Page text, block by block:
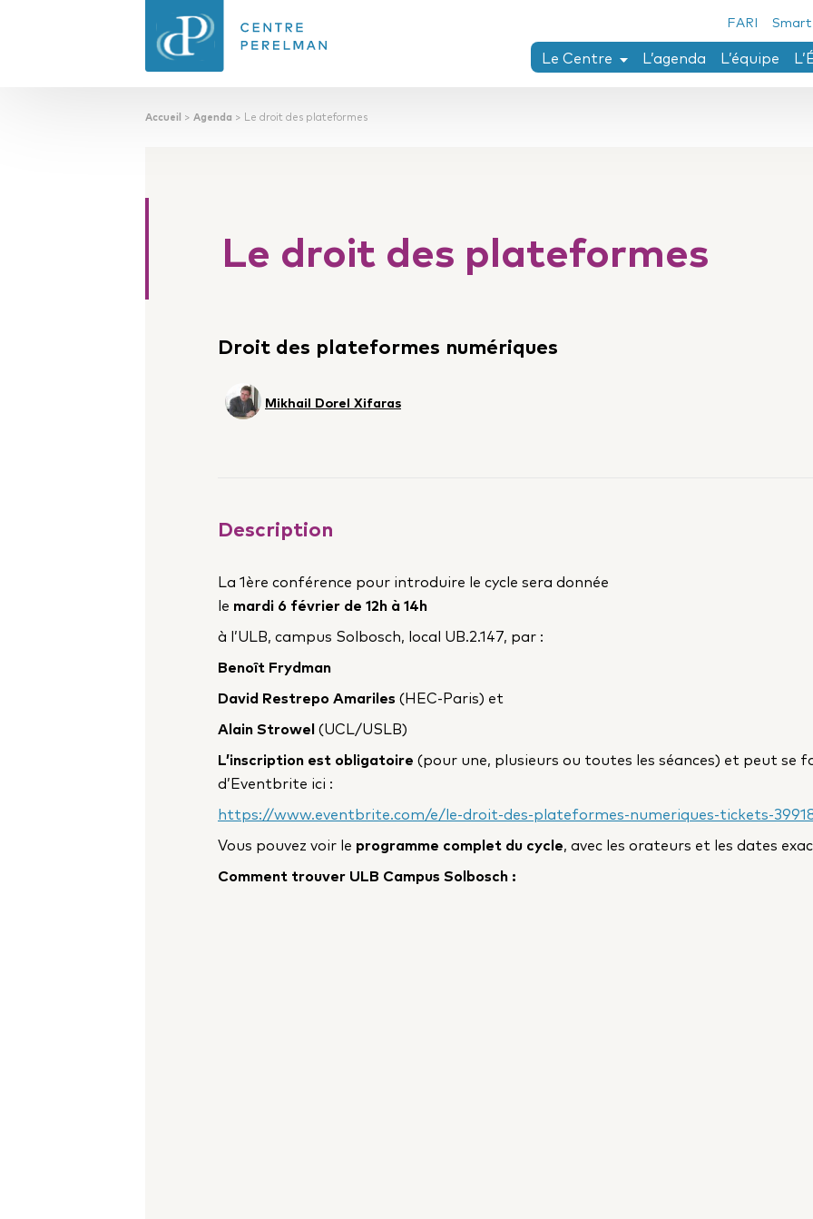
FARI
Le Centre
Fonds Twining-Llewellyn
Séjour de recherche
L’agenda L’équipe
Accueil > Agenda > Le droit des plateformes
Le droit des plateformes
Droit des plateformes numériques
Mikhail Dorel Xifaras
Description
La 1ère conférence pour introduire le cycle sera donnée
le mardi 6 février de 12h à 14h
à l’ULB, campus Solbosch, local UB.2.147, par :
Benoît Frydman
David Restrepo Amariles (HEC-Paris) et
Alain Strowel(UCL/USLB)
L’inscription est obligatoire (pour une, plusieurs ou toutes les séances) et peut se
d’Eventbrite ici :
https://www.eventbrite.com/e/le-droit-des-plateformes-numeriques-tickets-
Vous pouvez voir le programme complet du cycle, avec les orateurs et les dates
Comment trouver ULB Campus Solbosch :